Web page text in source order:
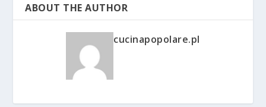
ABOUT THE AUTHOR
cucinapopolare.pl